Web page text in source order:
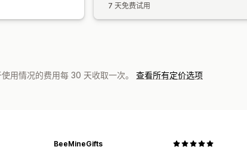
7 天免费试用
用情况的费用每 30 天收取一次。 查看所有定价选项
BeeMineGifts